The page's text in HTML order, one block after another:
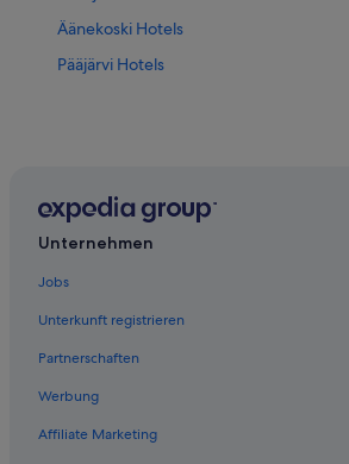
Äänekoski Hotels
Pääjärvi Hotels
Unternehmen
Jobs
Unterkunft registrieren
Partnerschaften
Werbung
Affiliate Marketing